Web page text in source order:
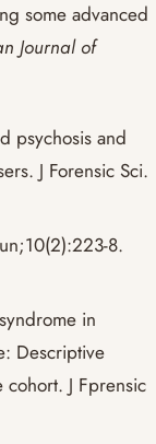
some advanced
Journal of
psychosis and
J Forensic Sci.
8.
in
Descriptive
J Fprensic